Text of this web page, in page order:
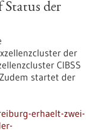
Status der
der
CIBSS
startet der
erhaelt-zwei-